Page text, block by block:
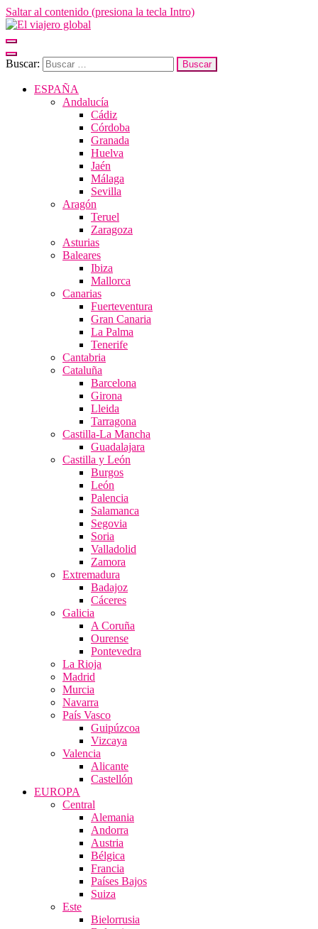
Saltar al contenido (presiona la tecla Intro)
forma sensorial, desde su música hasta su arquitectura o sus sabores
Buscar:
ESPAÑA
Andalucía
Cádiz
Córdoba
Granada
Huelva
Jaén
Málaga
Sevilla
Aragón
Teruel
Zaragoza
Asturias
Baleares
Ibiza
Mallorca
Canarias
Fuerteventura
Gran Canaria
La Palma
Tenerife
Cantabria
Cataluña
Barcelona
Girona
Lleida
Tarragona
Castilla-La Mancha
Guadalajara
Castilla y León
Burgos
León
Palencia
Salamanca
Segovia
Soria
Valladolid
Zamora
Extremadura
Badajoz
Cáceres
Galicia
A Coruña
Ourense
Pontevedra
La Rioja
Madrid
Murcia
Navarra
País Vasco
Guipúzcoa
Vizcaya
Valencia
Alicante
Castellón
EUROPA
Central
Alemania
Andorra
Austria
Bélgica
Francia
Países Bajos
Suiza
Este
Bielorrusia